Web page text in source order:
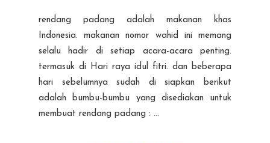
rendang padang adalah makanan khas
Indonesia. makanan nomor wahid ini memang
selalu hadir di setiap acara-acara penting.
termasuk di Hari raya idul fitri. dan beberapa
hari sebelumnya sudah di siapkan berikut
adalah bumbu-bumbu yang disediakan untuk
membuat rendang padang : ...